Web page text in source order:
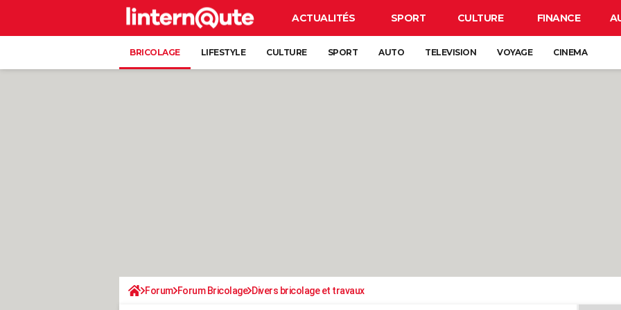
ACTUALITÉS SPORT CULTURE FINANCE
BRICOLAGE LIFESTYLE CULTURE SPORT AUTO TELEVISION VOYAGE CINEMA
Forum Forum Bricolage Divers bricolage et travaux